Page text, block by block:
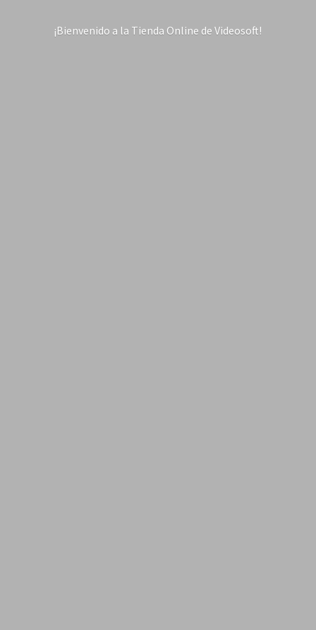
¡Bienvenido a la Tienda Online de Videosoft!